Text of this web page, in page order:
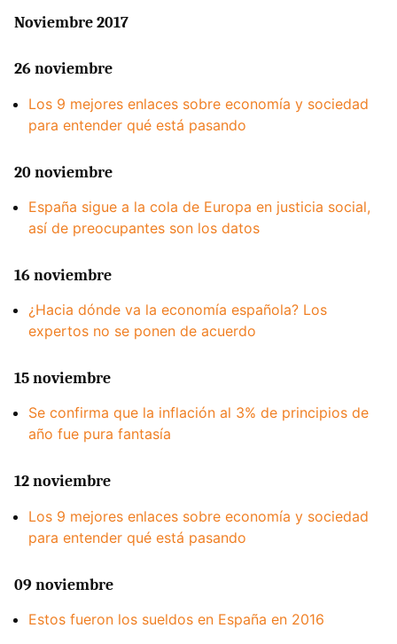
Noviembre 2017
26 noviembre
Los 9 mejores enlaces sobre economía y sociedad
para entender qué está pasando
20 noviembre
España sigue a la cola de Europa en justicia social,
así de preocupantes son los datos
16 noviembre
¿Hacia dónde va la economía española? Los
expertos no se ponen de acuerdo
15 noviembre
Se confirma que la inflación al 3% de principios de
año fue pura fantasía
12 noviembre
Los 9 mejores enlaces sobre economía y sociedad
para entender qué está pasando
09 noviembre
Estos fueron los sueldos en España en 2016